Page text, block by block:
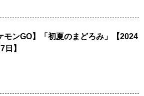
モンGO】「初夏のまどろみ」【2024
日】